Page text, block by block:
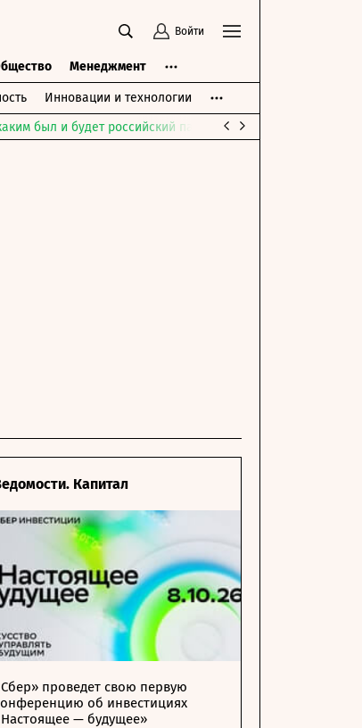
Войти
Менеджмент
Инновации и технологии
был и будет российский парламент
Капитал
проведет свою первую
об инвестициях
— будущее»